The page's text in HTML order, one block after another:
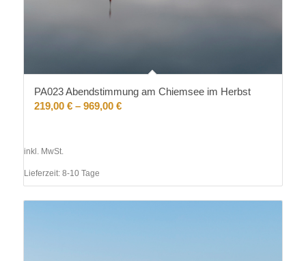
PA023 Abendstimmung am Chiemsee im Herbst
219,00 €– 969,00 €
inkl. MwSt.
Lieferzeit: 8-10 Tage